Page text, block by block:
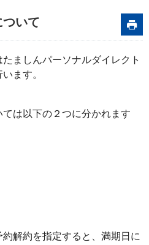
いて
ましんパーソナルダイレクト
ます。
は以下の２つに分かれます
解約を指定すると、満期日に